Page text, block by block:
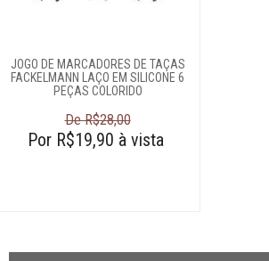
Champanheiras
Coqueteleiras
Decanters
Dispenseres de
JOGO DE MARCADORES DE TAÇAS
FACKELMANN LAÇO EM SILICONE 6
PEÇAS COLORIDO
De R$28,00
Por R$19,90 à vista